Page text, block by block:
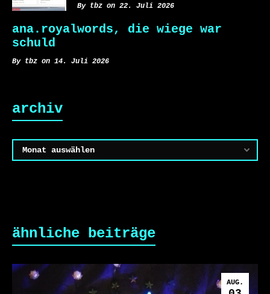
By tbz on 22. Juli 2026
ana.royalwords, die wiege war
schuld
By tbz on 14. Juli 2026
archiv
Archiv
ähnliche beiträge
AUG.